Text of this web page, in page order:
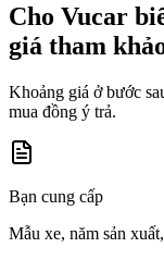
Cho Vucar
giá tham
Khoảng giá ở bước
mua đồng ý trả.
Bạn cung cấp
Mẫu xe, năm sản